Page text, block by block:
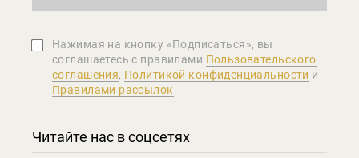
Нажимая на кнопку «Подписаться», вы
соглашаетеcь с правилами Пользовательского
соглашения, Политикой конфиденциальности и
Правилами рассылок
Читайте нас в соцсетях